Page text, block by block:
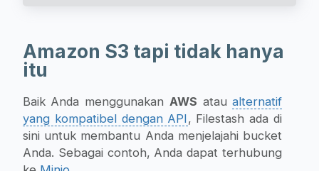
Amazon S3 tapi tidak hanya
itu
Baik Anda menggunakan AWS ataualternatif
yang kompatibel dengan API, Filestash ada di
sini untuk membantu Anda menjelajahi bucket
Anda. Sebagai contoh, Anda dapat terhubung